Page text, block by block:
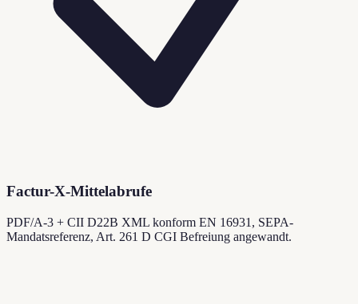
Factur-X-Mittelabrufe
PDF/A-3 + CII D22B XML konform EN 16931, SEPA-
Mandatsreferenz, Art. 261 D CGI Befreiung angewandt.